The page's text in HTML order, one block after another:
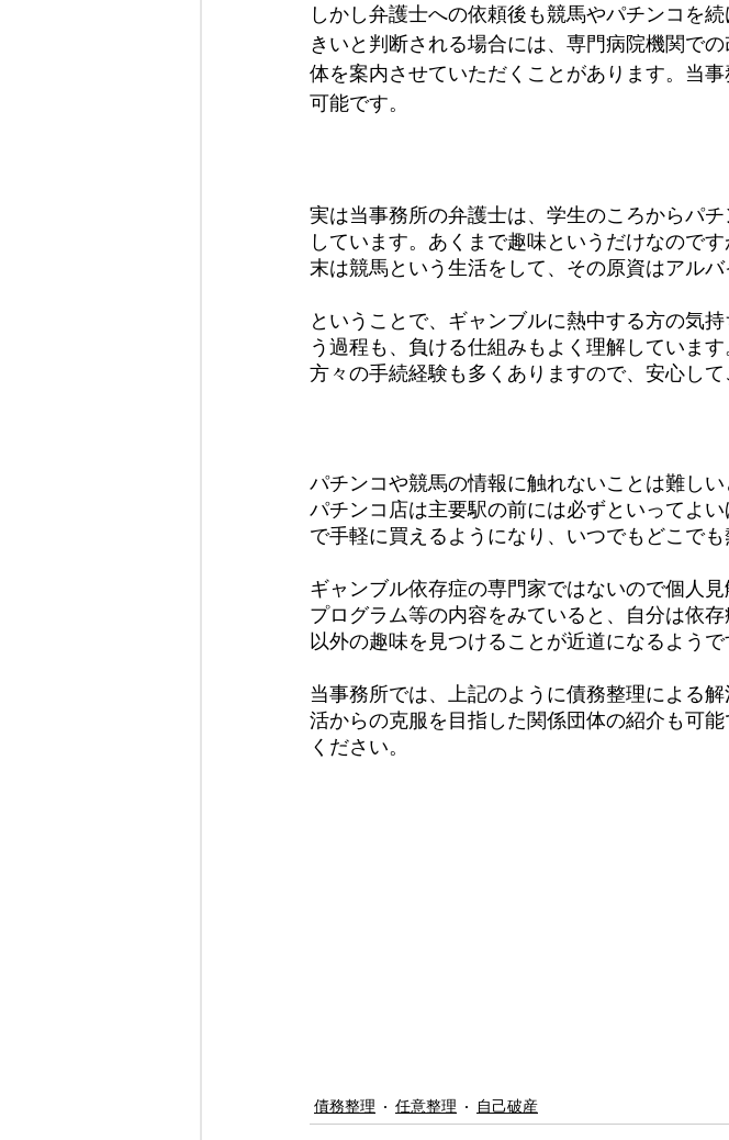
しかし弁護士への依頼後も競馬やパチンコを
きいと判断される場合には、専門病院機関で
体を案内させていただくことがあります。当
可能です。
実は当事務所の弁護士は、学生のころからパ
しています。あくまで趣味というだけなので
末は競馬という生活をして、その原資はアルバ
ということで、ギャンブルに熱中する方の気
う過程も、負ける仕組みもよく理解していま
方々の手続経験も多くありますので、安心して
パチンコや競馬の情報に触れないことは難し
パチンコ店は主要駅の前には必ずといってよ
で手軽に買えるようになり、いつでもどこでも
ギャンブル依存症の専門家ではないので個人
プログラム等の内容をみていると、自分は依
以外の趣味を見つけることが近道になるようで
当事務所では、上記のように債務整理による
活からの克服を目指した関係団体の紹介も可
ください。
債務整理 任意整理 自己破産